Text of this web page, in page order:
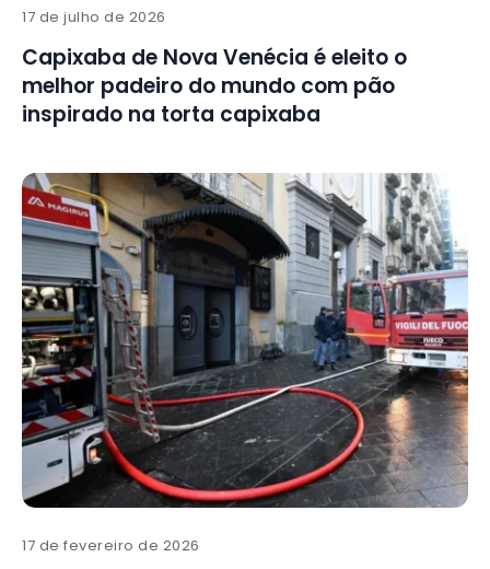
17 de julho de 2026
Capixaba de Nova Venécia é eleito o
melhor padeiro do mundo com pão
inspirado na torta capixaba
17 de fevereiro de 2026